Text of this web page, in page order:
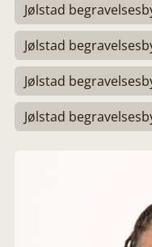
Jølstad
Jølstad
Jølstad
Jølstad